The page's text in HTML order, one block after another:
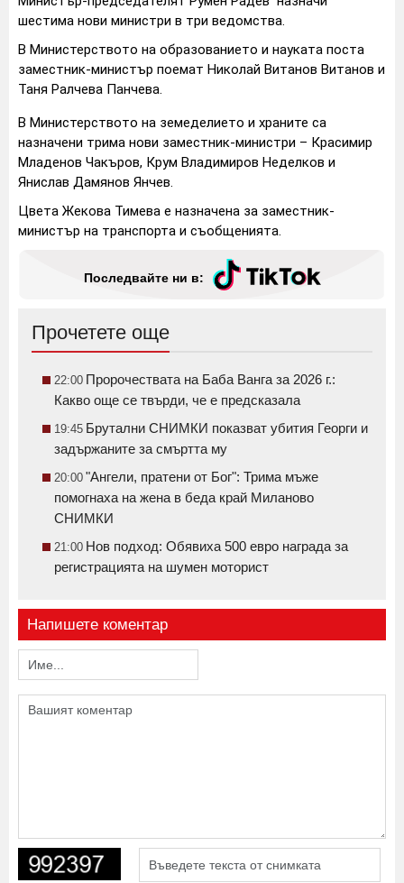
шестима нови министри в три ведомства.
В Министерството на образованието и науката поста
заместник-министър поемат Николай Витанов Витанов и
Таня Ралчева Панчева.
В Министерството на земеделието и храните са
назначени трима нови заместник-министри – Красимир
Младенов Чакъров, Крум Владимиров Неделков и
Янислав Дамянов Янчев.
Цвета Жекова Тимева е назначена за заместник-
министър на транспорта и съобщенията.
Последвайте ни в:
Прочетете още
22:00 Пророчествата на Баба Ванга за 2026 г.:
Какво още се твърди, че е предсказала
19:45 Брутални СНИМКИ показват убития Георги и
задържаните за смъртта му
20:00 "Ангели, пратени от Бог": Трима мъже
помогнаха на жена в беда край Миланово
СНИМКИ
21:00 Нов подход: Обявиха 500 евро награда за
регистрацията на шумен моторист
Напишете коментар